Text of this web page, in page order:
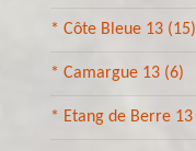
* Côte Bleue 13 (15)
* Camargue 13 (6)
* Etang de Berre 13